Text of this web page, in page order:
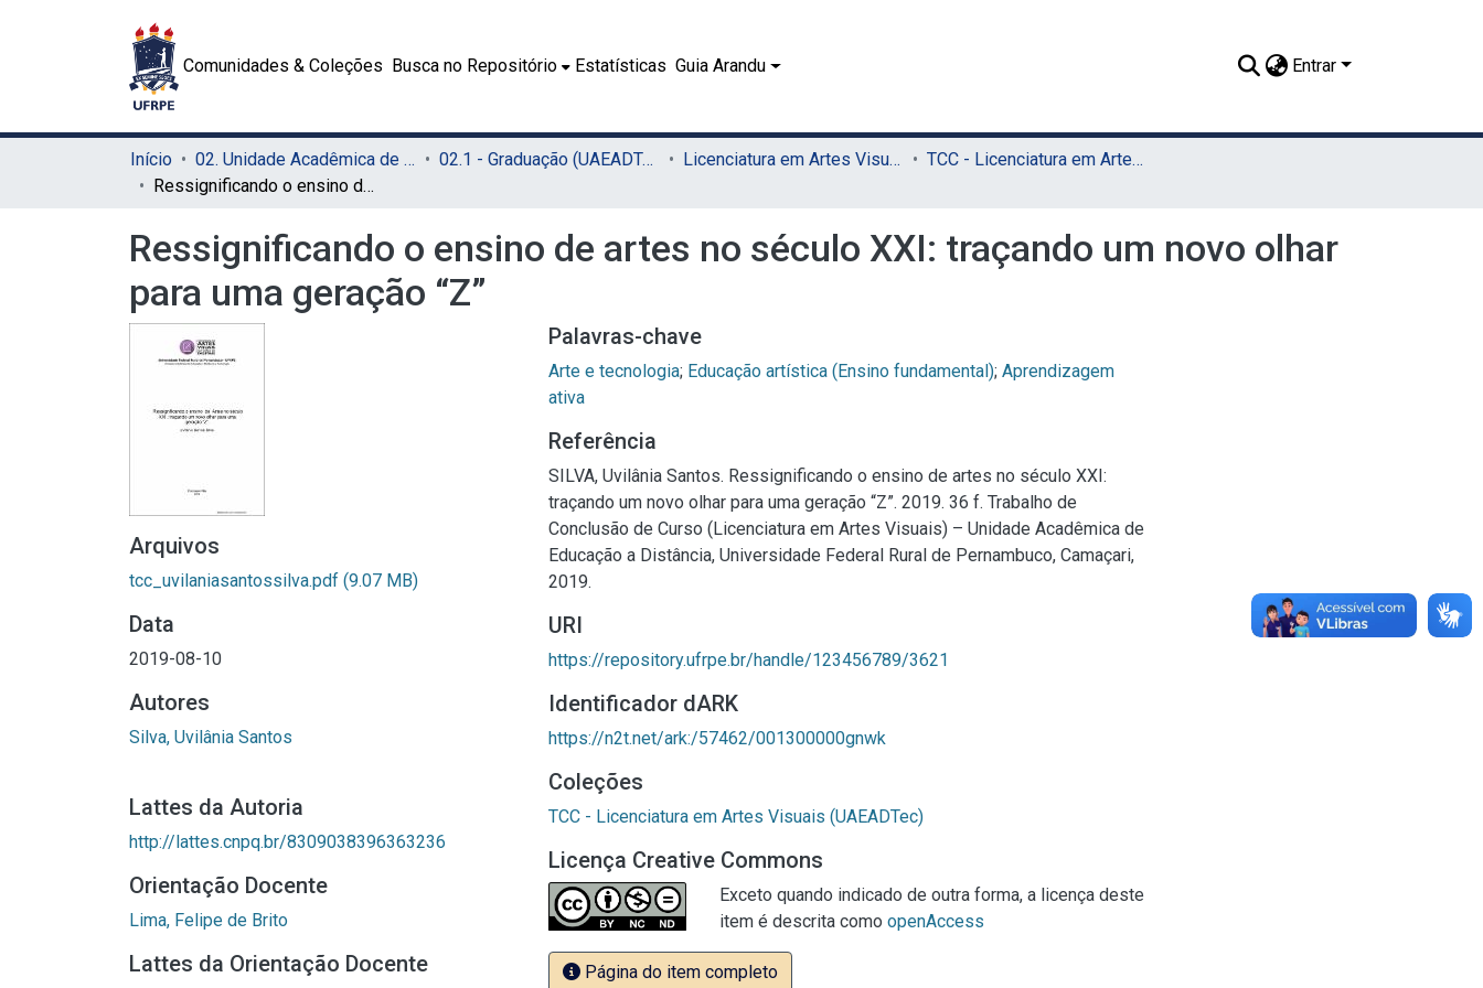
Comunidades & Coleções Busca no Repositório Estatísticas Guia Arandu Entrar
Início 02. Unidade Acadêmica de Educação a Distância e Tecnologia (UAEADTec) 02.1 - Graduação (UAEADTec) Licenciatura em Artes Visuais (UAEADTec)
TCC - Licenciatura em Artes Visuais (UAEADTec)
Ressignificando o ensino de artes no século XXI: traçando um novo olhar para uma geração “Z”
Ressignificando o ensino de artes no século XXI: traçando um novo olhar
para uma geração “Z”
Arquivos
tcc_uvilaniasantossilva.pdf (9.07 MB)
Data
2019-08-10
Autores
Silva, Uvilânia Santos
Lattes da Autoria
http://lattes.cnpq.br/8309038396363236
Orientação Docente
Lima, Felipe de Brito
Lattes da Orientação Docente
Palavras-chave
Arte e tecnologia; Educação artística (Ensino fundamental); Aprendizagem
ativa
Referência
SILVA, Uvilânia Santos. Ressignificando o ensino de artes no século XXI:
traçando um novo olhar para uma geração “Z”. 2019. 36 f. Trabalho de
Conclusão de Curso (Licenciatura em Artes Visuais) – Unidade Acadêmica de
Educação a Distância, Universidade Federal Rural de Pernambuco, Camaçari,
2019.
URI
https://repository.ufrpe.br/handle/123456789/3621
Identificador dARK
https://n2t.net/ark:/57462/001300000gnwk
Coleções
TCC - Licenciatura em Artes Visuais (UAEADTec)
Licença Creative Commons
Exceto quando indicado de outra forma, a licença deste
item é descrita como openAccess
Página do item completo